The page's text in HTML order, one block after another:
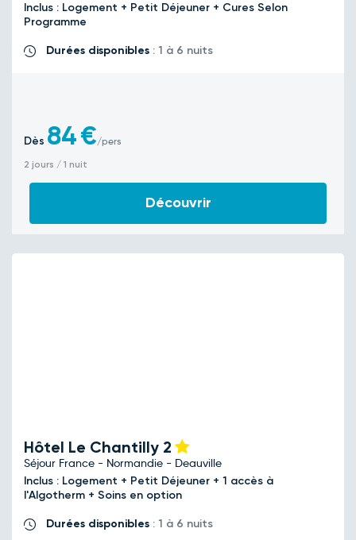
Inclus : Logement + Petit Déjeuner + Cures Selon
Programme
Durées disponibles : 1 à 6 nuits
Dès 84€/pers
2 jours / 1 nuit
Découvrir
Hôtel Le Chantilly 2
Séjour France - Normandie - Deauville
Inclus : Logement + Petit Déjeuner + 1 accès à
l'Algotherm + Soins en option
Durées disponibles : 1 à 6 nuits